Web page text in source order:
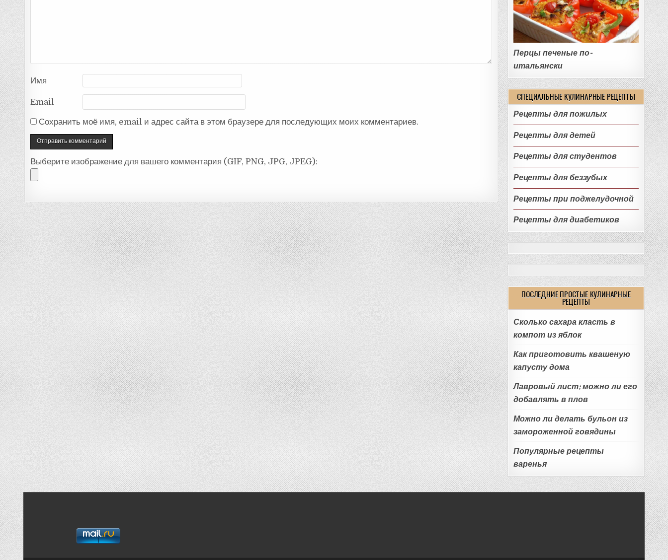
Имя
Email
Сохранить моё имя, email и адрес сайта в этом браузере для последующих моих комментариев.
Выберите изображение для вашего комментария (GIF, PNG, JPG, JPEG):
Перцы печеные по-
итальянски
СПЕЦИАЛЬНЫЕ КУЛИНАРНЫЕ РЕЦЕПТЫ
Рецепты для пожилых
Рецепты для детей
Рецепты для студентов
Рецепты для беззубых
Рецепты при поджелудочной
Рецепты для диабетиков
ПОСЛЕДНИЕ ПРОСТЫЕ КУЛИНАРНЫЕ
РЕЦЕПТЫ
Сколько сахара класть в
компот из яблок
Как приготовить квашеную
капусту дома
Лавровый лист: можно ли его
добавлять в плов
Можно ли делать бульон из
замороженной говядины
Популярные рецепты
варенья